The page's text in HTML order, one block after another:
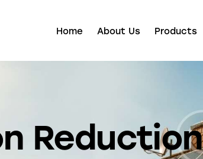
Home About Us Products
Reduction